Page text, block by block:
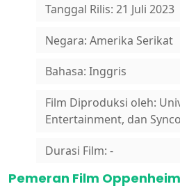
Tanggal Rilis: 21 Juli 2023
Negara: Amerika Serikat
Bahasa: Inggris
Film Diproduksi oleh:
Entertainment, dan
Durasi Film: -
Pemeran Film